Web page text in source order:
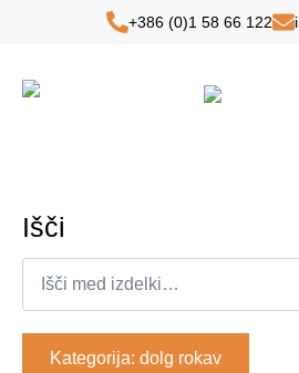
+386 (0)1 58 66 122
This is a basic text
Išči
Išči:
Kategorija: dolg rokav